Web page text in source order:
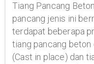
Tiang Pancang
pancang jenis ini
terdapat beberapa
tiang pancang
(Cast in place) dan